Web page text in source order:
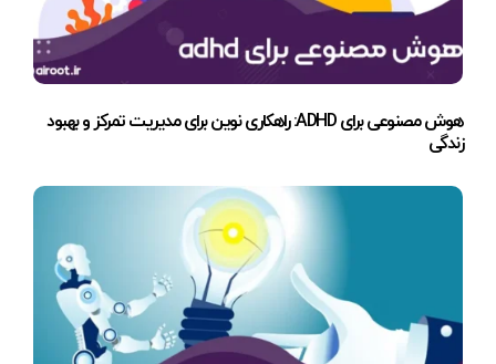
هوش مصنوعی برای ADHD: راهکاری نوین برای مدیریت تمرکز و بهبود
زندگی